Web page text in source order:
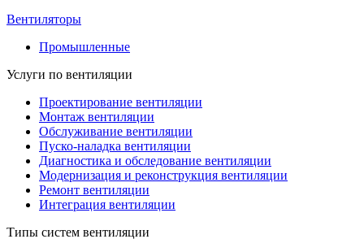
Вентиляторы
Промышленные
Услуги по вентиляции
Проектирование вентиляции
Монтаж вентиляции
Обслуживание вентиляции
Пуско-наладка вентиляции
Диагностика и обследование вентиляции
Модернизация и реконструкция вентиляции
Ремонт вентиляции
Интеграция вентиляции
Типы систем вентиляции